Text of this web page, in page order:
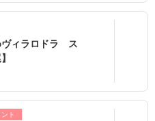
ィラロドラ ス
ト